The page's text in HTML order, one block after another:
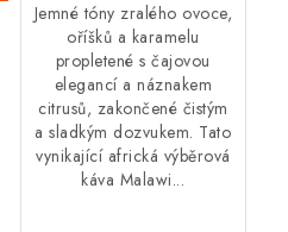
Jemné tóny zralého ovoce,
oříšků a karamelu
propletené s čajovou
elegancí a náznakem
citrusů, zakončené čistým
a sladkým dozvukem. Tato
vynikající africká výběrová
káva Malawi...